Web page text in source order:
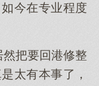
今在专业程度
把要回港修整
太有本事了，